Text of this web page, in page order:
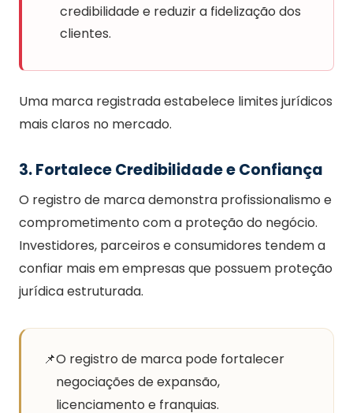
credibilidade e reduzir a fidelização dos
clientes.
Uma marca registrada estabelece limites jurídicos
mais claros no mercado.
3. Fortalece Credibilidade e Confiança
O registro de marca demonstra profissionalismo e
comprometimento com a proteção do negócio.
Investidores, parceiros e consumidores tendem a
confiar mais em empresas que possuem proteção
jurídica estruturada.
📌O registro de marca pode fortalecer
negociações de expansão,
licenciamento e franquias.